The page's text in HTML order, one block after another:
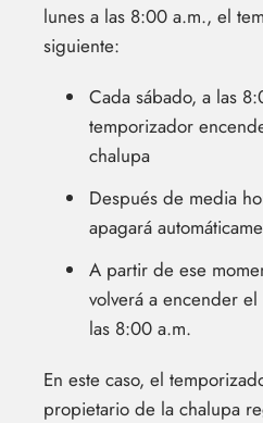
lunes a las 8:00 a.m., el
siguiente:
Cada sábado, a las
temporizador
chalupa
Después de media
apagará
A partir de ese
volverá a encender
las 8:00 a.m.
En este caso, el
propietario de la chalupa